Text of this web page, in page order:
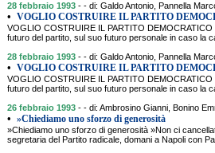
28 febbraio 1993 - - di: Galdo Antonio, Pannella
• VOGLIO COSTRUIRE IL PARTITO
VOGLIO COSTRUIRE IL PARTITO
futuro del partito, sul suo futuro personale in caso la
28 febbraio 1993 - - di: Galdo Antonio, Pannella
• VOGLIO COSTRUIRE IL PARTITO
VOGLIO COSTRUIRE IL PARTITO
futuro del partito, sul suo futuro personale in caso la
26 febbraio 1993 - - di: Ambrosino Gianni, Bonino
• »Chiediamo uno sforzo di generosità
»Chiediamo uno sforzo di generosità »Non ci
segretaria del Partito radicale, domani a Napoli con